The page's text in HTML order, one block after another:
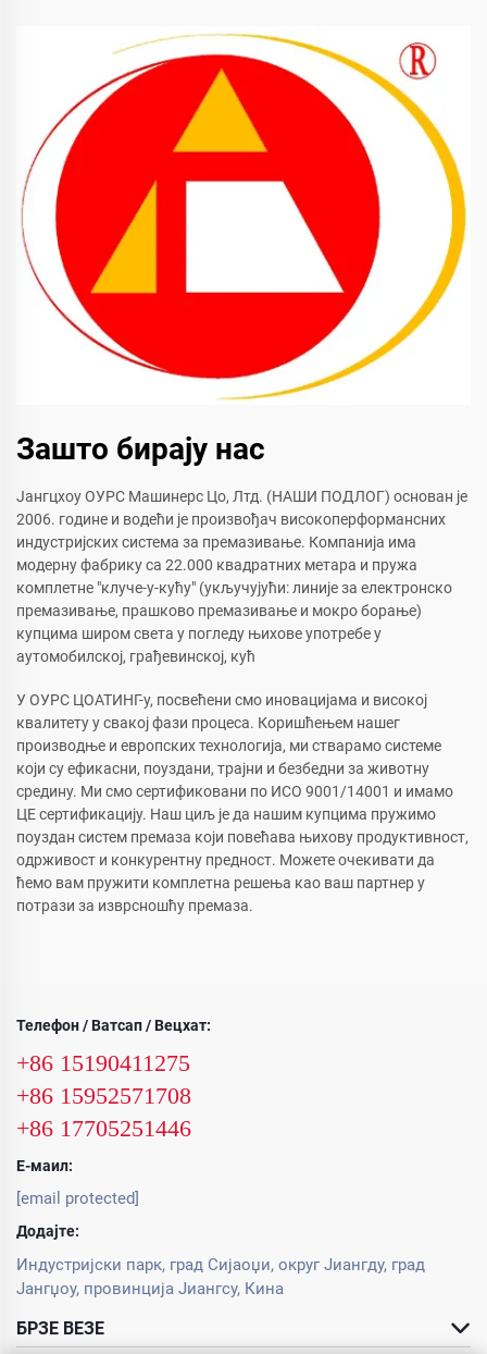
Зашто бирају нас
Јангцхоу ОУРС Машинерс Цо, Лтд. (НАШИ ПОДЛОГ) основан је
2006. године и водећи је произвођач високоперформансних
индустријских система за премазивање. Компанија има
модерну фабрику са 22.000 квадратних метара и пружа
комплетне "клуче-у-кућу" (укључујући: линије за електронско
премазивање, прашково премазивање и мокро борање)
купцима широм света у погледу њихове употребе у
аутомобилској, грађевинској, кућ
У ОУРС ЦОАТИНГ-у, посвећени смо иновацијама и високој
квалитету у свакој фази процеса. Коришћењем нашег
производње и европских технологија, ми стварамо системе
који су ефикасни, поуздани, трајни и безбедни за животну
средину. Ми смо сертификовани по ИСО 9001/14001 и имамо
ЦЕ сертификацију. Наш циљ је да нашим купцима пружимо
поуздан систем премаза који повећава њихову продуктивност,
одрживост и конкурентну предност. Можете очекивати да
ћемо вам пружити комплетна решења као ваш партнер у
потрази за изврсношћу премаза.
Телефон / Ватсап / Вецхат:
+86 15190411275
+86 15952571708
+86 17705251446
Е-маил:
[email protected]
Додајте:
Индустријски парк, град Сијаоџи, округ Јиангду, град
Јангџоу, провинција Јиангсу, Кина
БРЗЕ ВЕЗЕ